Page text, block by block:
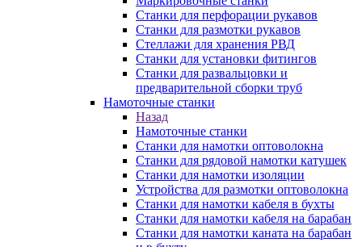
Станки для перфорации рукавов
Станки для размотки рукавов
Стеллажи для хранения РВД
Станки для установки фитингов
Станки для развальцовки и
предварительной сборки труб
Намоточные станки
Назад
Намоточные станки
Станки для намотки оптоволокна
Станки для рядовой намотки катушек
Станки для намотки изоляции
Устройства для размотки оптоволокна
Станки для намотки кабеля в бухты
Станки для намотки кабеля на барабан
Станки для намотки каната на барабан